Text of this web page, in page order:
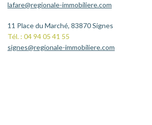
lafare@regionale-immobiliere.com
11 Place du Marché, 83870 Signes
Tél. : 04 94 05 41 55
signes@regionale-immobiliere.com